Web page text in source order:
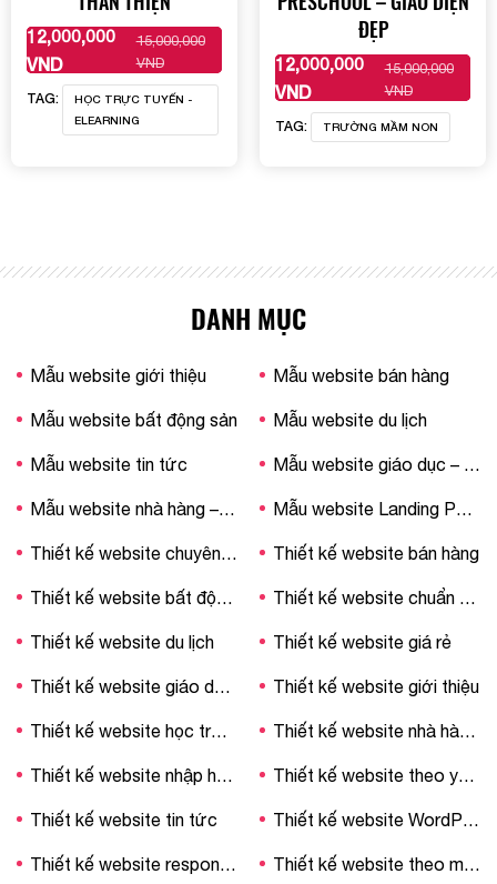
12,000,000
VND
15,000,000
VND
XEM THÊM
TAG:
HỌC TRỰC TUYẾN -
ELEARNING
ĐẸP
12,000,000
VND
15,000,000
VND
XEM THÊM
TAG: TRƯỜNG MẦM NON
DANH MỤC
Mẫu website giới thiệu Mẫu website bán hàng
Mẫu website bất động sản Mẫu website du lịch
Mẫu website tin tức Mẫu website giáo dục – trường học
Mẫu website nhà hàng – khách sạn Mẫu website Landing Page
Thiết kế website chuyên nghiệp Thiết kế website bán hàng
Thiết kế website bất động sản Thiết kế website chuẩn SEO
Thiết kế website du lịch Thiết kế website giá rẻ
Thiết kế website giáo dục – trường học Thiết kế website giới thiệu
Thiết kế website học trực tuyến Thiết kế website nhà hàng – khách sạn
Thiết kế website nhập hàng Trung Quốc Thiết kế website theo yêu cầu
Thiết kế website tin tức Thiết kế website WordPress
Thiết kế website responsive Thiết kế website theo mẫu